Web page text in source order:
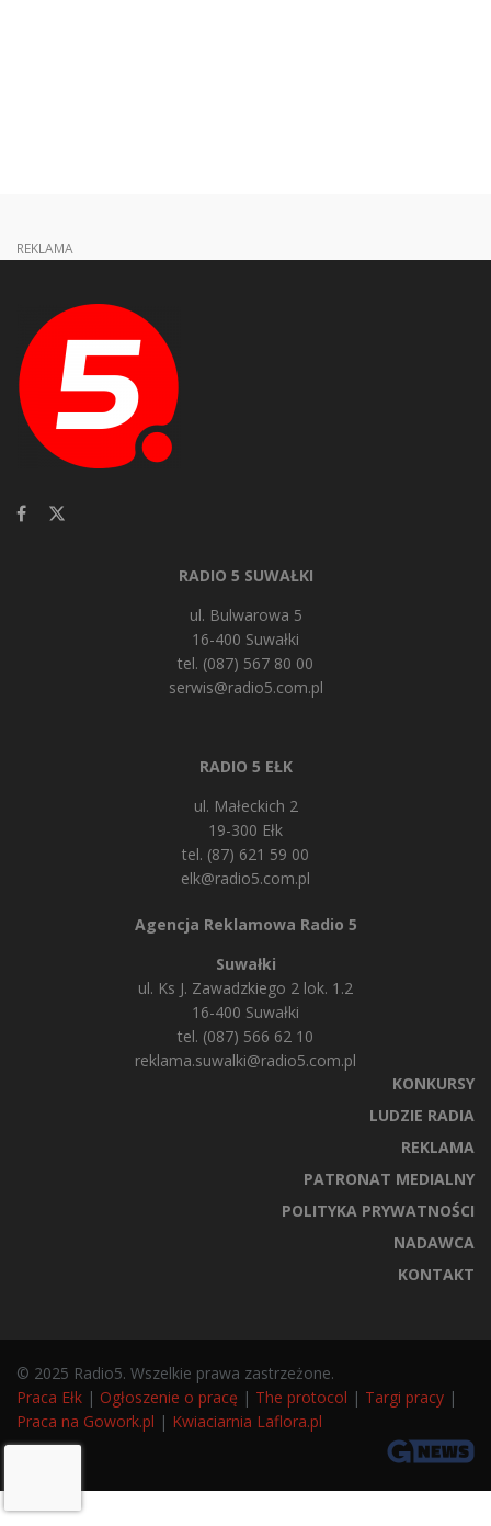
REKLAMA
RADIO 5 SUWAŁKI
ul. Bulwarowa 5
16-400 Suwałki
tel. (087) 567 80 00
serwis@radio5.com.pl
RADIO 5 EŁK
ul. Małeckich 2
19-300 Ełk
tel. (87) 621 59 00
elk@radio5.com.pl
Agencja Reklamowa Radio 5
Suwałki
ul. Ks J. Zawadzkiego 2 lok. 1.2
16-400 Suwałki
tel. (087) 566 62 10
reklama.suwalki@radio5.com.pl
KONKURSY
LUDZIE RADIA
REKLAMA
PATRONAT MEDIALNY
POLITYKA PRYWATNOŚCI
NADAWCA
KONTAKT
© 2025 Radio5. Wszelkie prawa zastrzeżone.
Praca Ełk | Ogłoszenie o pracę | The protocol | Targi pracy |
Praca na Gowork.pl | Kwiaciarnia Laflora.pl